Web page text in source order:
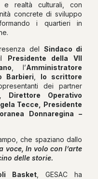
e realtà culturali, con
concrete di sviluppo
i quartieri in
del Sindaco di
Presidente della VII
, l’Amministratore
Barbieri
lo scrittore
dei partner
Direttore Operativo
Tecce, Presidente
Donnaregina –
che spaziano dallo
voce, In volo con l’arte
delle storie.
Basket, GESAC ha